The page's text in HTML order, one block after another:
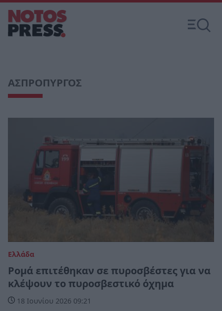
ΑΣΠΡΟΠΥΡΓΟΣ
Ελλάδα
Ρομά επιτέθηκαν σε πυροσβέστες για να
κλέψουν το πυροσβεστικό όχημα
18 Ιουνίου 2026 09:21